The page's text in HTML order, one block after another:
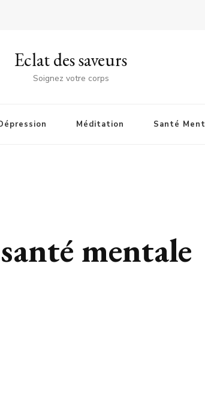
Eclat des saveurs
Soignez votre corps
Méditation Santé
mentale